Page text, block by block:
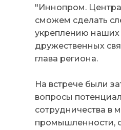
"Иннопром.
сможем сделать
укреплению наших
дружественных
глава региона.
На встрече были
вопросы
сотрудничества в
промышленности,